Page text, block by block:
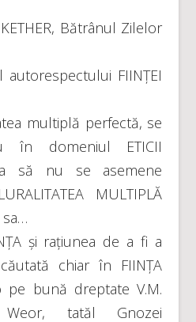
Bătrânul Zilelor
autorespectului FIINȚEI
multiplă perfectă, se
în domeniul ETICII
ca să nu se asemene
MULTIPLĂ
sa…
și rațiunea de a fi a
chiar în FIINȚA
pe bună dreptate V.M.
tatăl Gnozei